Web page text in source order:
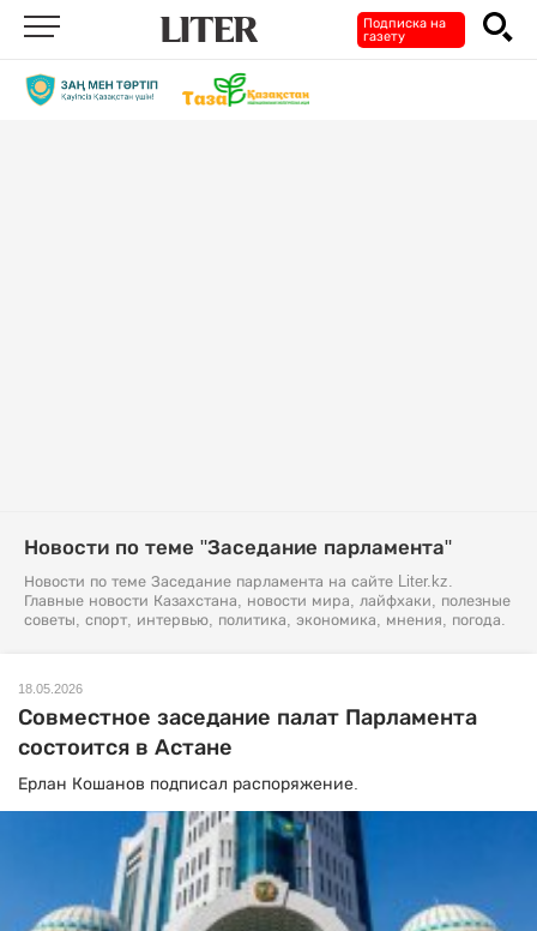
Подписка на
газету
Новости по теме "Заседание парламента"
Новости по теме Заседание парламента на сайте Liter.kz.
Главные новости Казахстана, новости мира, лайфхаки, полезные
советы, спорт, интервью, политика, экономика, мнения, погода.
18.05.2026
Совместное заседание палат Парламента
состоится в Астане
Ерлан Кошанов подписал распоряжение.